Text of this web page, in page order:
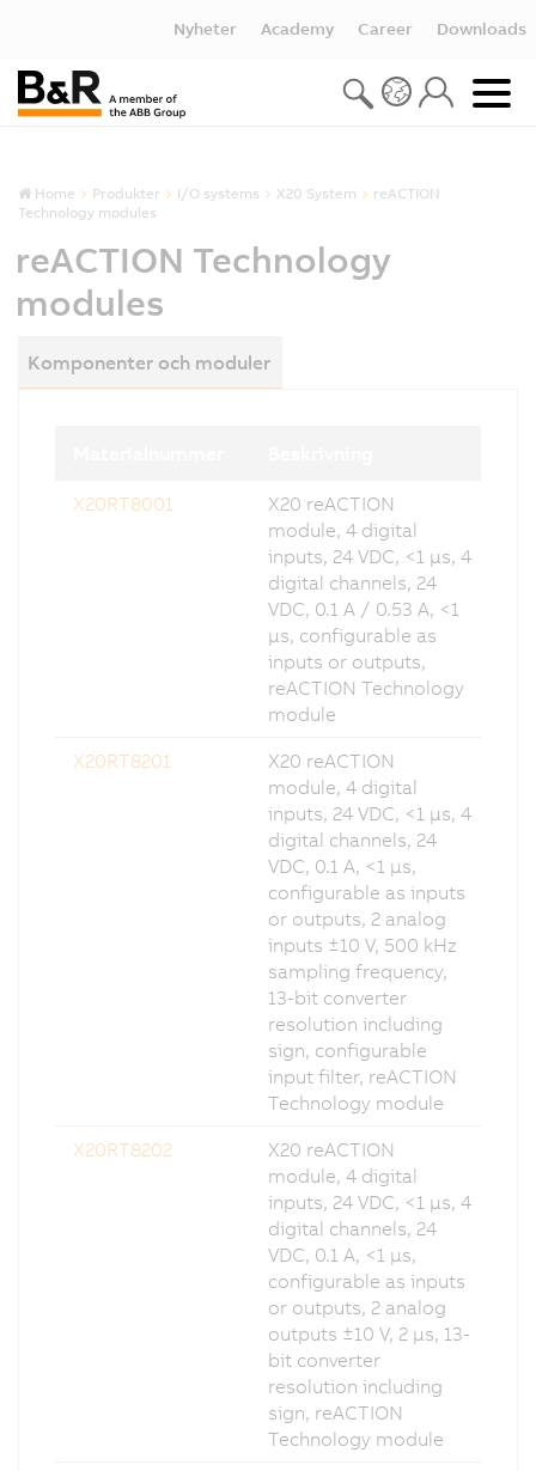
Nyheter Academy Career Downloads
Home Produkter I/O systems X20 System
reACTION
Technology modules
reACTION Technology
modules
Komponenter och moduler
X20RT8001
X20 reACTION
module, 4 digital
inputs, 24 VDC, <1 µs, 4
digital channels, 24
VDC, 0.1 A / 0.53 A, <1
µs, configurable as
inputs or outputs,
reACTION Technology
module
X20RT8201
X20 reACTION
module, 4 digital
inputs, 24 VDC, <1 µs, 4
digital channels, 24
VDC, 0.1 A, <1 µs,
configurable as inputs
or outputs, 2 analog
inputs ±10 V, 500 kHz
sampling frequency,
13-bit converter
resolution including
sign, configurable
input filter, reACTION
Technology module
X20RT8202
X20 reACTION
module, 4 digital
inputs, 24 VDC, <1 µs, 4
digital channels, 24
VDC, 0.1 A, <1 µs,
configurable as inputs
or outputs, 2 analog
outputs ±10 V, 2 µs, 13-
bit converter
resolution including
sign, reACTION
Technology module